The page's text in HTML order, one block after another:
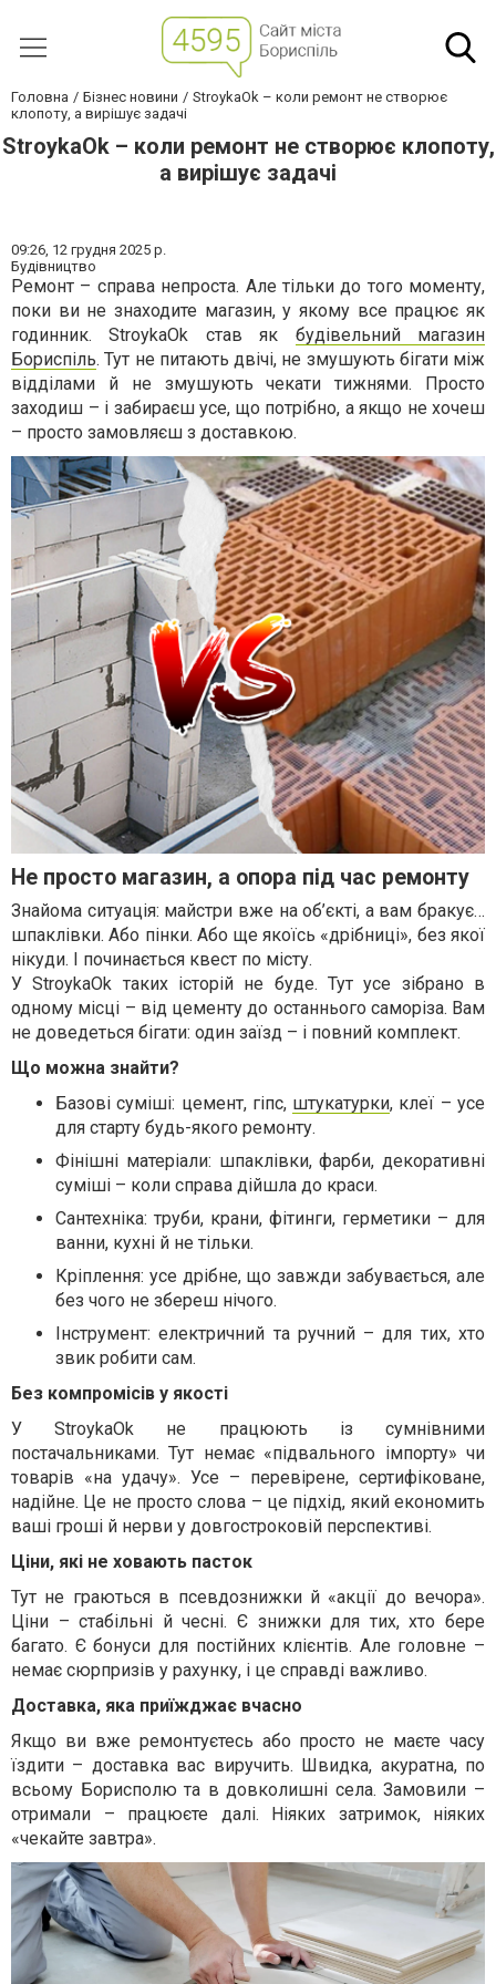
Головна Бізнес новини
StroykaOk – коли ремонт не створює
клопоту, а вирішує задачі
StroykaOk – коли ремонт не створює клопоту,
а вирішує задачі
09:26, 12 грудня 2025 р.
Будівництво
Ремонт – справа непроста. Але тільки до того моменту,
поки ви не знаходите магазин, у якому все працює як
годинник. StroykaOk став як будівельний магазин
Бориспіль. Тут не питають двічі, не змушують бігати між
відділами й не змушують чекати тижнями. Просто
заходиш – і забираєш усе, що потрібно, а якщо не хочеш
– просто замовляєш з доставкою.
Не просто магазин, а опора під час ремонту
Знайома ситуація: майстри вже на об’єкті, а вам бракує…
шпаклівки. Або пінки. Або ще якоїсь «дрібниці», без якої
нікуди. І починається квест по місту.
У StroykaOk таких історій не буде. Тут усе зібрано в
одному місці – від цементу до останнього саморіза. Вам
не доведеться бігати: один заїзд – і повний комплект.
Що можна знайти?
Базові суміші: цемент, гіпс, штукатурки, клеї – усе
для старту будь-якого ремонту.
Фінішні матеріали: шпаклівки, фарби, декоративні
суміші – коли справа дійшла до краси.
Сантехніка: труби, крани, фітинги, герметики – для
ванни, кухні й не тільки.
Кріплення: усе дрібне, що завжди забувається, але
без чого не збереш нічого.
Інструмент: електричний та ручний – для тих, хто
звик робити сам.
Без компромісів у якості
У StroykaOk не працюють із сумнівними
постачальниками. Тут немає «підвального імпорту» чи
товарів «на удачу». Усе – перевірене, сертифіковане,
надійне. Це не просто слова – це підхід, який економить
ваші гроші й нерви у довгостроковій перспективі.
Ціни, які не ховають пасток
Тут не граються в псевдознижки й «акції до вечора».
Ціни – стабільні й чесні. Є знижки для тих, хто бере
багато. Є бонуси для постійних клієнтів. Але головне –
немає сюрпризів у рахунку, і це справді важливо.
Доставка, яка приїжджає вчасно
Якщо ви вже ремонтуєтесь або просто не маєте часу
їздити – доставка вас виручить. Швидка, акуратна, по
всьому Борисполю та в довколишні села. Замовили –
отримали – працюєте далі. Ніяких затримок, ніяких
«чекайте завтра».